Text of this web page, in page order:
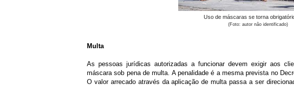
Uso de máscaras se torna
(Foto: autor não identificado)
Multa
As pessoas jurídicas autorizadas a funcionar devem exigir aos
máscara sob pena de multa. A penalidade é a mesma prevista no
O valor arrecado através da aplicação de multa passa a ser